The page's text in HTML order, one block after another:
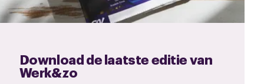
Download de laatste editie van
Werk&zo